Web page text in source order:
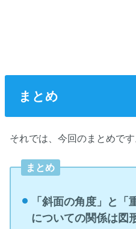
まとめ
それでは、今回のまとめです
まとめ
「斜面の角度」と「
についての関係は図